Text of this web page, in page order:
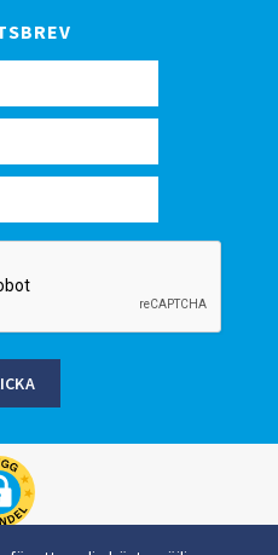
54, 296 21 Åhus